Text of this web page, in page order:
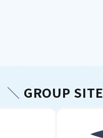
＼ GROUP